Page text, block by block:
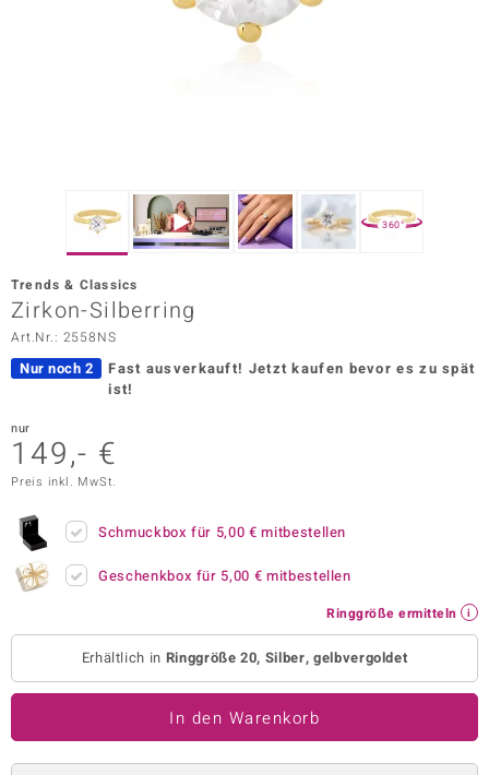
Vogue
Collection
BY DE MELO
360°
Trends & Classics
Zirkon-Silberring
Art.Nr.: 2558NS
Nur noch 2 Fast ausverkauft! Jetzt kaufen bevor es zu spät
ist!
nur
149,- €
Preis inkl. MwSt.
Schmuckbox für 5,00 € mitbestellen
Geschenkbox für 5,00 € mitbestellen
Ringgröße ermitteln
Erhältlich in Ringgröße 20, Silber, gelbvergoldet
In den Warenkorb